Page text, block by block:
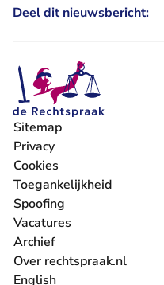
Deel dit nieuwsbericht:
Sitemap
Privacy
Cookies
Toegankelijkheid
Spoofing
Vacatures
- U verlaat Rechtspraak.nl
Archief
Over rechtspraak.nl
English